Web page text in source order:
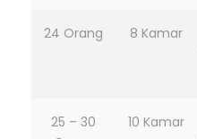
24 Orang 8 Kamar
25 – 30
10 Kamar